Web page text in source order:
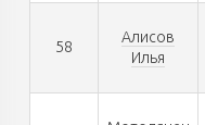
58
Алисов
Илья